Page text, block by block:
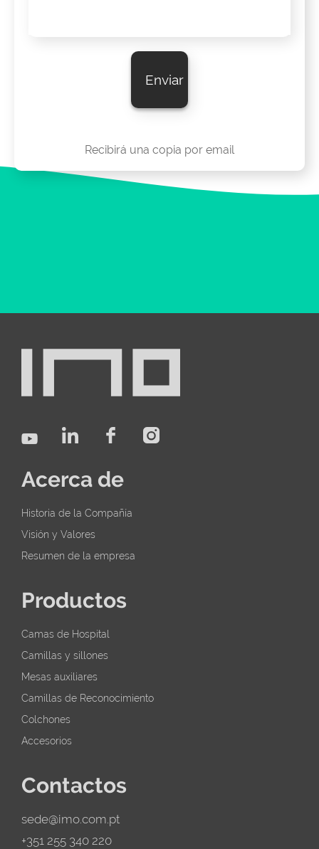
Recibirá una copia por email
Acerca de
Historia de la Compañía
Visión y Valores
Resumen de la empresa
Productos
Camas de Hospital
Camillas y sillones
Mesas auxiliares
Camillas de Reconocimiento
Colchones
Accesorios
Contactos
sede@imo.com.pt
+351 255 340 220